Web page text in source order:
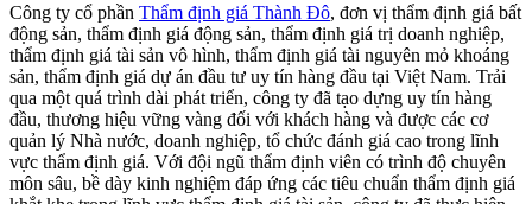
Công ty cổ phần Thẩm định giá Thành Đô, đơn vị thẩm định giá bất
động sản, thẩm định giá động sản, thẩm định giá trị doanh nghiệp,
thẩm định giá tài sản vô hình, thẩm định giá tài nguyên mỏ khoáng
sản, thẩm định giá dự án đầu tư uy tín hàng đầu tại Việt Nam. Trải
qua một quá trình dài phát triển, công ty đã tạo dựng uy tín hàng
đầu, thương hiệu vững vàng đối với khách hàng và được các cơ
quản lý Nhà nước, doanh nghiệp, tổ chức đánh giá cao trong lĩnh
vực thẩm định giá. Với đội ngũ thẩm định viên có trình độ chuyên
môn sâu, bề dày kinh nghiệm đáp ứng các tiêu chuẩn thẩm định giá